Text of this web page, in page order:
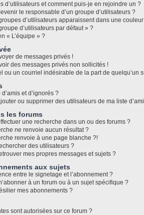
d’utilisateurs et comment puis-je en rejoindre un ?
le responsable d’un groupe d’utilisateurs ?
d’utilisateurs apparaissent dans une
d’utilisateurs par défaut » ?
« L’équipe » ?
de messages privés !
des messages privés non sollicités !
ou un courriel indésirable de la part de quelqu’un
et d’ignorés ?
ou supprimer des utilisateurs de ma liste
les forums
une recherche dans un ou des forums ?
ne renvoie aucun résultat ?
renvoie à une page blanche ?!
des utilisateurs ?
mes propres messages et sujets ?
aux sujets
entre le signetage et l’abonnement ?
à un forum ou à un sujet spécifique ?
mes abonnements ?
sont autorisées sur ce forum ?